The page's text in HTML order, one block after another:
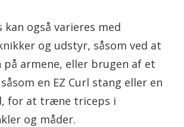
kan også varieres med
og udstyr, såsom ved at
armene, eller brugen af ​​et
en EZ Curl stang eller en
for at træne triceps i
og måder.